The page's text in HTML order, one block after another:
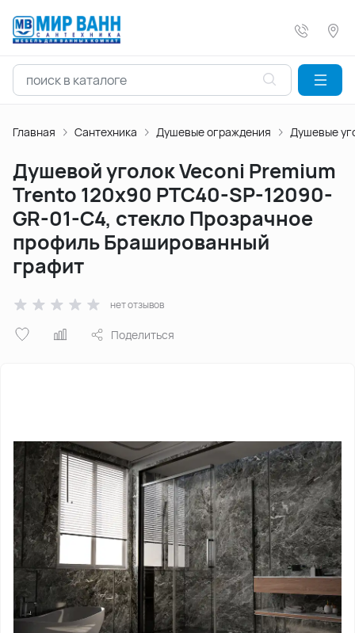
Главная Сантехника Душевые ограждения Душевые
Душевой уголок Veconi Premium
Trento 120х90 PTC40-SP-12090-
GR-01-C4, стекло Прозрачное
профиль Брашированный
графит
нет отзывов
Поделиться